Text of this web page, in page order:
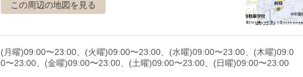
この周辺の地図を見る
(月曜)09:00〜23:00、(火曜)09:00〜23:00、(水曜)09:00〜23:00、(木曜)09:0
0〜23:00、(金曜)09:00〜23:00、(土曜)09:00〜23:00、(日曜)09:00〜23:00